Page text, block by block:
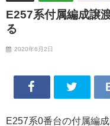
E257系付属編成譲
る
2020年6月2日
E257系0番台の付属編